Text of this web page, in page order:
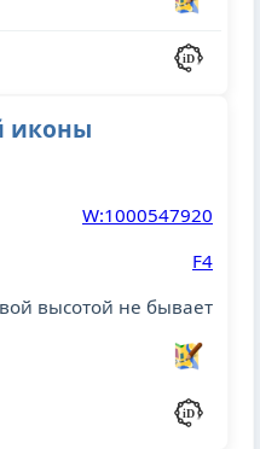
иконы
W:1000547920
F4
высотой не бывает